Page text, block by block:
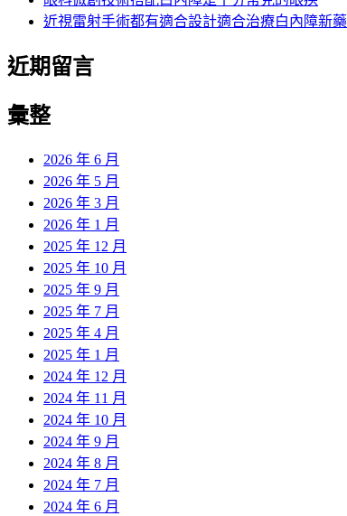
近視雷射手術都有適合設計適合治療白內障新藥
近期留言
彙整
2026 年 6 月
2026 年 5 月
2026 年 3 月
2026 年 1 月
2025 年 12 月
2025 年 10 月
2025 年 9 月
2025 年 7 月
2025 年 4 月
2025 年 1 月
2024 年 12 月
2024 年 11 月
2024 年 10 月
2024 年 9 月
2024 年 8 月
2024 年 7 月
2024 年 6 月